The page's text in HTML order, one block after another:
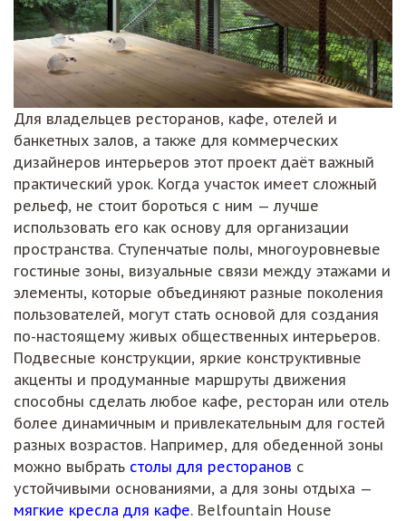
Для владельцев ресторанов, кафе, отелей и
банкетных залов, а также для коммерческих
дизайнеров интерьеров этот проект даёт важный
практический урок. Когда участок имеет сложный
рельеф, не стоит бороться с ним — лучше
использовать его как основу для организации
пространства. Ступенчатые полы, многоуровневые
гостиные зоны, визуальные связи между этажами и
элементы, которые объединяют разные поколения
пользователей, могут стать основой для создания
по-настоящему живых общественных интерьеров.
Подвесные конструкции, яркие конструктивные
акценты и продуманные маршруты движения
способны сделать любое кафе, ресторан или отель
более динамичным и привлекательным для гостей
разных возрастов. Например, для обеденной зоны
можно выбрать столы для ресторанов с
устойчивыми основаниями, а для зоны отдыха —
мягкие кресла для кафе. Belfountain House